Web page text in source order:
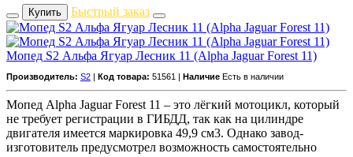
Купить Быстрый заказ
Мопед S2 Альфа Ягуар Лесник 11 (Alpha Jaguar Forest 11)
Производитель: S2 | Код товара: 51561 | Наличие Есть в наличии
Мопед Alpha Jaguar Forest 11 – это лёгкий мотоцикл, который
не требует регистрации в ГИБДД, так как на цилиндре
двигателя имеется маркировка 49,9 см3. Однако завод-
изготовитель предусмотрел возможность самостоятельно